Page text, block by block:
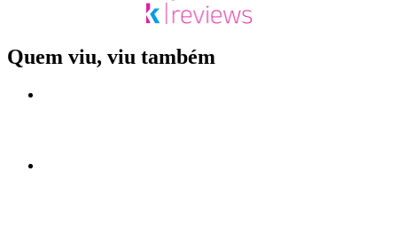
Quem viu, viu também